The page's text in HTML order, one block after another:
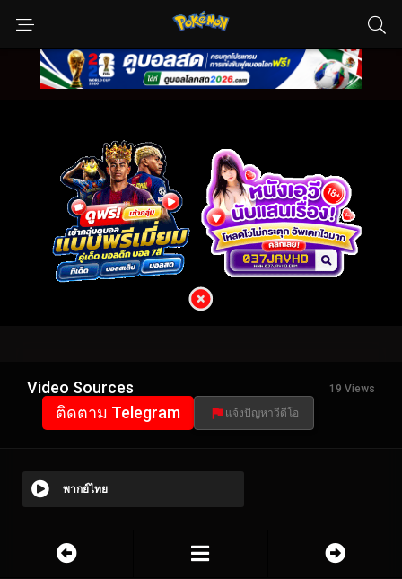
Video Sources 19 Views
ติดตาม Telegram แจ้งปัญหาวีดีโอ
พากย์ไทย